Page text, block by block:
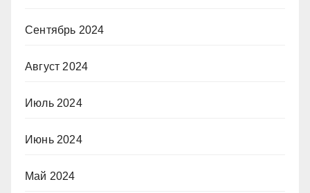
Сентябрь 2024
Август 2024
Июль 2024
Июнь 2024
Май 2024